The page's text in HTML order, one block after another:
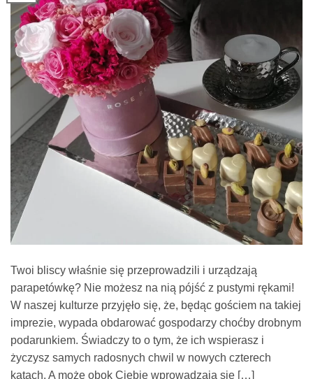
Twoi bliscy właśnie się przeprowadzili i urządzają
parapetówkę? Nie możesz na nią pójść z pustymi rękami!
W naszej kulturze przyjęło się, że, będąc gościem na takiej
imprezie, wypada obdarować gospodarzy choćby drobnym
podarunkiem. Świadczy to o tym, że ich wspierasz i
życzysz samych radosnych chwil w nowych czterech
kątach. A może obok Ciebie wprowadzają się […]